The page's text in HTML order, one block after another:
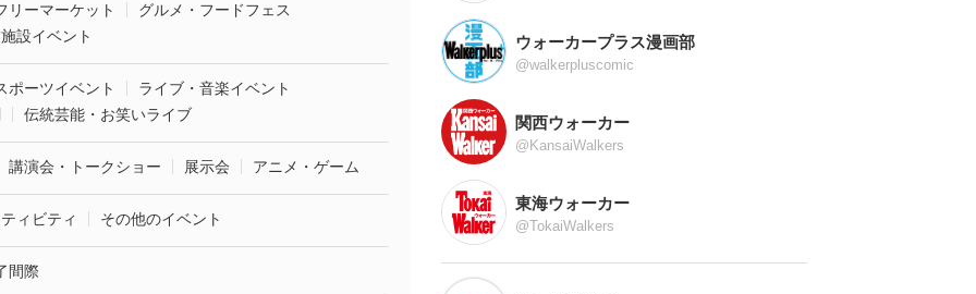
リーマーケット
グルメ・フードフェス
設イベント
ポーツイベント
ライブ・音楽イベント
伝統芸能・お笑いライブ
講演会・トークショー 展示会 アニメ・ゲーム
ィビティ その他のイベント
間際
ウォーカープラス漫画部
@walkerpluscomic
関西ウォーカー
@KansaiWalkers
東海ウォーカー
@TokaiWalkers